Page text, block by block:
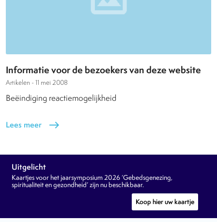
Informatie voor de bezoekers van deze website
Artikelen - 11 mei 2008
Beëindiging reactiemogelijkheid
Lees meer east
Uitgelicht
Kaartjes voor het jaarsymposium 2026 ‘Gebedsgenezing,
spiritualiteit en gezondheid’ zijn nu beschikbaar.
Koop hier uw kaartje